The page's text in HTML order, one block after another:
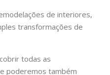
de interiores,
transformações de
todas as
poderemos também